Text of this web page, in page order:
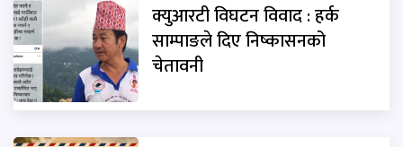
क्युआरटी विघटन विवाद : हर्क
साम्पाङले दिए निष्कासनको
चेतावनी